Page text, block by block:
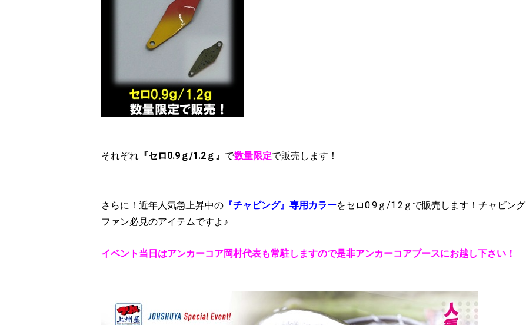
それぞれ 『セロ0.9ｇ/1.2ｇ』 で数量限定で販売します！
さらに！近年人気急上昇中の 『チャビング』専用カラーをセロ0.9ｇ/1.2ｇで販売します！チャビング
ファン必見のアイテムですよ♪
イベント当日はアンカーコア岡村代表も常駐しますので是非アンカーコアブースにお越し下さい！